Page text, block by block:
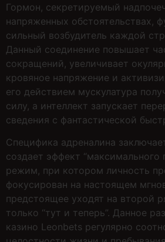
Гормон, секретируемый
напряженных обстоятельствах,
сильный возбудитель каждой
Данный соединение повышает
сокращений, увеличивает
кровяное напряжение и
его действием мускулатура
силу, а интеллект запускает
сведения с фантастической
Специфика адреналина
создает эффект “максимального
режим, при котором личность
фокусирован на настоящем
предстоящее уходят на второй
только “тут и теперь”. Данное
казино Leonbets регулярно